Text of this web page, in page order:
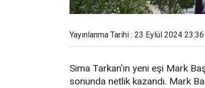
Yayınlanma Tarihi : 23 Eylül 2024 23:36
Sima Tarkan'ın yeni eşi Mark
sonunda netlik kazandı. Mark